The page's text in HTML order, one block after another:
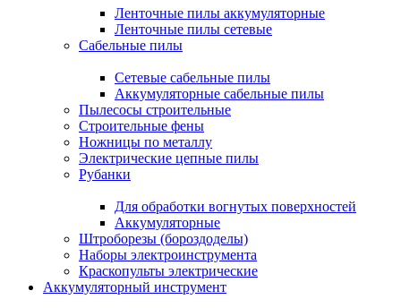
Ленточные пилы аккумуляторные
Ленточные пилы сетевые
Сабельные пилы
Сетевые сабельные пилы
Аккумуляторные сабельные пилы
Пылесосы строительные
Строительные фены
Ножницы по металлу
Электрические цепные пилы
Рубанки
Для обработки вогнутых поверхностей
Аккумуляторные
Штроборезы (бороздоделы)
Наборы электроинструмента
Краскопульты электрические
Аккумуляторный инструмент